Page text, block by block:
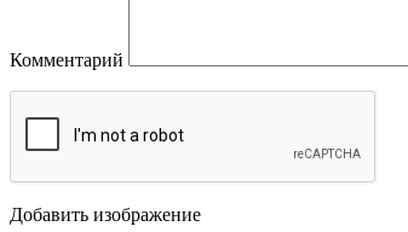
Комментарий
Добавить изображение